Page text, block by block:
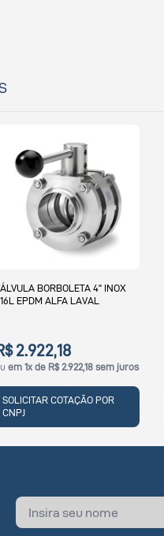
BORBOLETA LKB 1.1/2"
ISO SOLDA EPDM INOX
461,13
em 1x de R$ 461,13 sem juros
SOLICITAR COTAÇÃO POR
CNPJ